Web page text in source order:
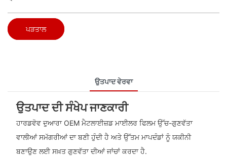
ਪੜਤਾਲ
ਉਤਪਾਦ ਵੇਰਵਾ
ਉਤਪਾਦ ਦੀ ਸੰਖੇਪ ਜਾਣਕਾਰੀ
ਹਾਰਡਵੋਵ ਦੁਆਰਾ OEM ਮੈਟਲਾਈਜ਼ਡ ਮਾਈਲਰ ਫਿਲਮ ਉੱਚ-ਗੁਣਵੱਤਾ
ਵਾਲੀਆਂ ਸਮੱਗਰੀਆਂ ਦਾ ਬਣੀ ਹੁੰਦੀ ਹੈ ਅਤੇ ਉੱਤਮ ਮਾਪਦੰਡਾਂ ਨੂੰ ਯਕੀਨੀ
ਬਣਾਉਣ ਲਈ ਸਖ਼ਤ ਗੁਣਵੱਤਾ ਦੀਆਂ ਜਾਂਚਾਂ ਕਰਦਾ ਹੈ.